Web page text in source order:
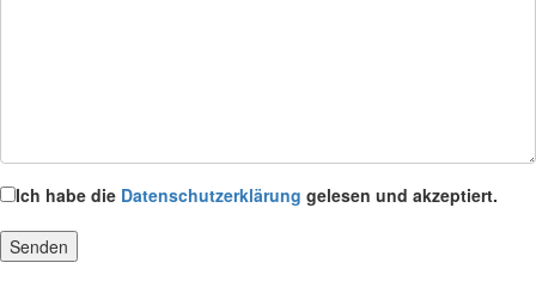
Ich habe die Datenschutzerklärung gelesen und akzeptiert.